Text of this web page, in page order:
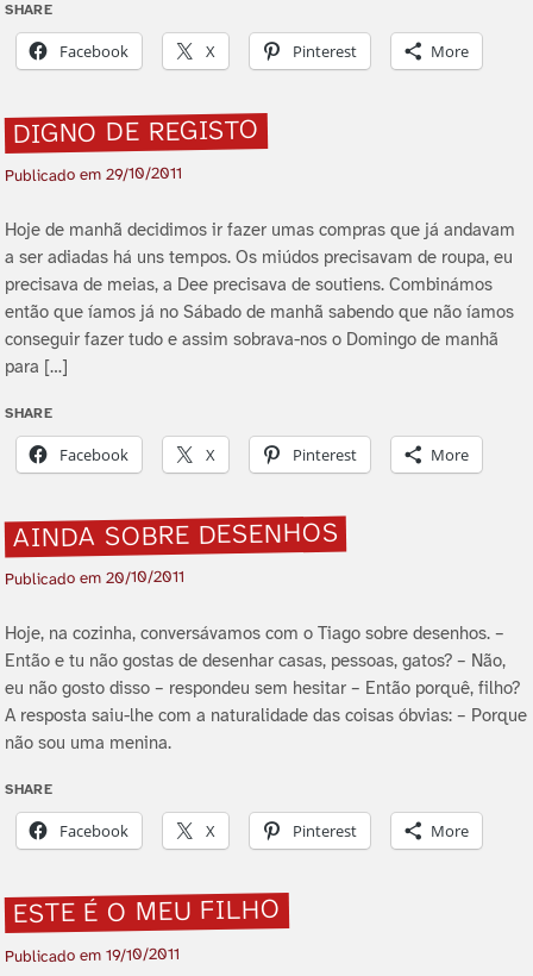
SHARE
Facebook X Pinterest More
DIGNO DE REGISTO
Publicado em29/10/2011
Hoje de manhã decidimos ir fazer umas compras que já andavam
a ser adiadas há uns tempos. Os miúdos precisavam de roupa, eu
precisava de meias, a Dee precisava de soutiens. Combinámos
então que í­amos já no Sábado de manhã sabendo que não í­amos
conseguir fazer tudo e assim sobrava-nos o Domingo de manhã
para […]
SHARE
Facebook X Pinterest More
AINDA SOBRE DESENHOS
Publicado em20/10/2011
Hoje, na cozinha, conversávamos com o Tiago sobre desenhos. –
Então e tu não gostas de desenhar casas, pessoas, gatos? – Não,
eu não gosto disso – respondeu sem hesitar – Então porquê, filho?
A resposta saiu-lhe com a naturalidade das coisas óbvias: – Porque
não sou uma menina.
SHARE
Facebook X Pinterest More
ESTE É O MEU FILHO
Publicado em19/10/2011